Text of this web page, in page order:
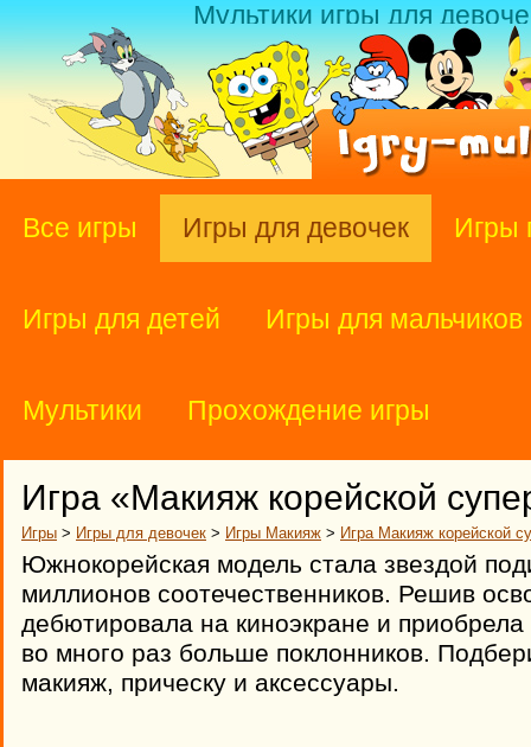
Мультики игры для
Все игры Игры для девочек Игры
Игры для детей Игры для мальчиков
Мультики Прохождение игры
Игра «Макияж корейской
Игры > Игры для девочек > Игры Макияж > Игра Макияж корейской
Южнокорейская модель стала звездой
миллионов соотечественников. Решив
дебютировала на киноэкране и
во много раз больше поклонников.
макияж, прическу и аксессуары.